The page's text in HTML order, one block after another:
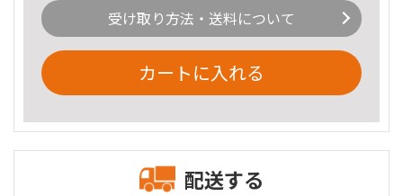
受け取り方法・送料について
カートに入れる
配送する